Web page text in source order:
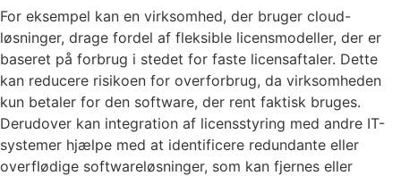
For eksempel kan en virksomhed, der bruger cloud-
løsninger, drage fordel af fleksible licensmodeller, der er
baseret på forbrug i stedet for faste licensaftaler. Dette
kan reducere risikoen for overforbrug, da virksomheden
kun betaler for den software, der rent faktisk bruges.
Derudover kan integration af licensstyring med andre IT-
systemer hjælpe med at identificere redundante eller
overflødige softwareløsninger, som kan fjernes eller